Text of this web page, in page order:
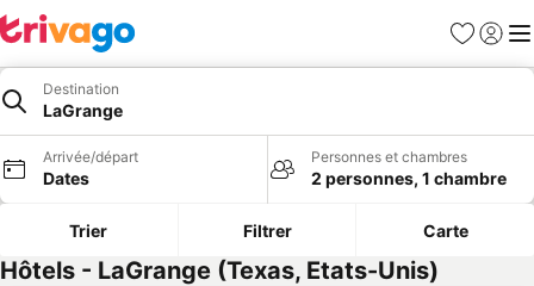
Favoris
Se
Destination
LaGrange
Arrivée/départ
Dates
Personnes et chambres
2 personnes, 1 chambre
Trier Filtrer Carte
Hôtels - LaGrange (Texas, Etats-Unis)